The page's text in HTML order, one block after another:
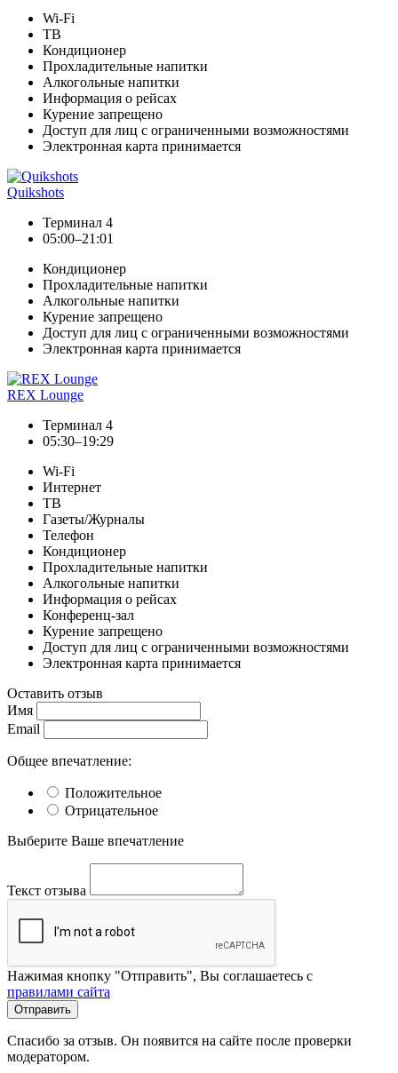
Wi-Fi
ТВ
Кондиционер
Прохладительные напитки
Алкогольные напитки
Информация о рейсах
Курение запрещено
Доступ для лиц с ограниченными возможностями
Электронная карта принимается
Quikshots
Терминал 4
05:00–21:01
Кондиционер
Прохладительные напитки
Алкогольные напитки
Курение запрещено
Доступ для лиц с ограниченными возможностями
Электронная карта принимается
REX Lounge
Терминал 4
05:30–19:29
Wi-Fi
Интернет
ТВ
Газеты/Журналы
Телефон
Кондиционер
Прохладительные напитки
Алкогольные напитки
Информация о рейсах
Конференц-зал
Курение запрещено
Доступ для лиц с ограниченными возможностями
Электронная карта принимается
Оставить отзыв
Имя
Email
Общее впечатление:
Положительное
Отрицательное
Выберите Ваше впечатление
Текст отзыва
Нажимая кнопку "Отправить", Вы соглашаетесь с
правилами сайта
Отправить
Спасибо за отзыв. Он появится на сайте после проверки
модератором.